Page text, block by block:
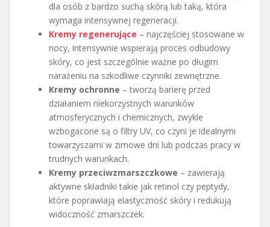
dla osób z bardzo suchą skórą lub taką, która
wymaga intensywnej regeneracji.
Kremy regenerujące – najczęściej stosowane w
nocy, intensywnie wspierają proces odbudowy
skóry, co jest szczególnie ważne po długim
narażeniu na szkodliwe czynniki zewnętrzne.
Kremy ochronne – tworzą barierę przed
działaniem niekorzystnych warunków
atmosferycznych i chemicznych, zwykle
wzbogacone są o filtry UV, co czyni je idealnymi
towarzyszami w zimowe dni lub podczas pracy w
trudnych warunkach.
Kremy przeciwzmarszczkowe – zawierają
aktywne składniki takie jak retinol czy peptydy,
które poprawiają elastyczność skóry i redukują
widoczność zmarszczek.